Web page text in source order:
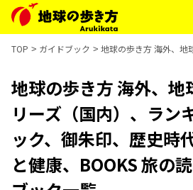
TOP ガイドブック 地球の歩き方 海外、地
地球の歩き方 海外、地
リーズ（国内）、ラン
ック、御朱印、歴史時
と健康、BOOKS 旅の